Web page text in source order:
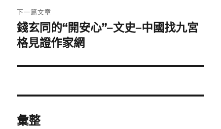
章:
下一篇文章
下
一
文
錢玄同的“開安心”–文史–中國找九宮
格見證作家網
彙整